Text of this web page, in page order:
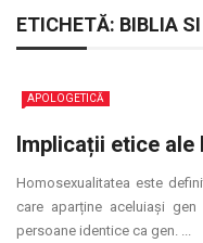
Eșecul Franței de
ETICHETĂ: BIBLIA
APOLOGETICĂ
Implicații etice
Homosexualitatea este
care aparține aceluiași
persoane identice ca gen. ...